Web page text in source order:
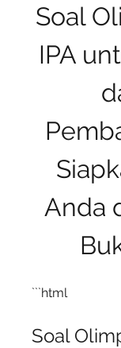
Soal
IPA
Anda
```html
Soal